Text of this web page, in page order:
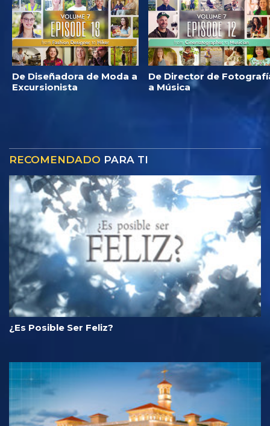
De Diseñadora de Moda a
Excursionista
De Director de
a Música
RECOMENDADO PARA TI
¿Es Posible Ser Feliz?